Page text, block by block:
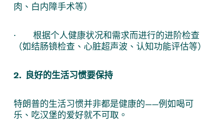
肉、白内障手术等）
· 根据个人健康状况和需求而进行的进阶检查
（如结肠镜检查、心脏超声波、认知功能评估等）
2. 良好的生活习惯要保持
特朗普的生活习惯并非都是健康的——例如喝可
乐、吃汉堡的爱好就不可取。